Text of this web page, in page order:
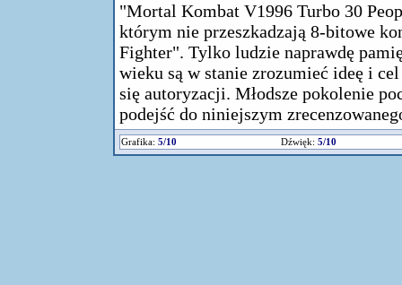
"Mortal Kombat V1996 Turbo 30
którym nie przeszkadzają 8-bitowe
Fighter". Tylko ludzie naprawdę
wieku są w stanie zrozumieć ideę i
się autoryzacji. Młodsze pokolenie
podejść do niniejszym
Grafika: 5/10 Dźwięk: 5/10